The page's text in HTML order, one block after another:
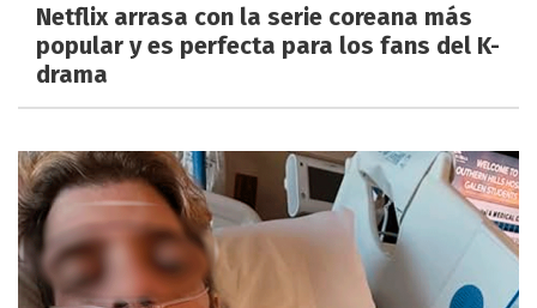
Netflix arrasa con la serie coreana más
popular y es perfecta para los fans del K-
drama